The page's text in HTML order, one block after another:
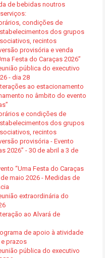
de bebidas noutros
condições de
dos grupos
recintos
provisória e venda
Festa do Caraças 2026”
pública do executivo
- dia 28
ao estacionamento
no âmbito do evento
e condições de
dos grupos
recintos
provisória - Evento
2026” - 30 de abril a 3 de
“Uma Festa do Caraças
maio 2026 - Medidas de
extraordinária do
ao Alvará de
de apoio à atividade
e prazos
pública do executivo